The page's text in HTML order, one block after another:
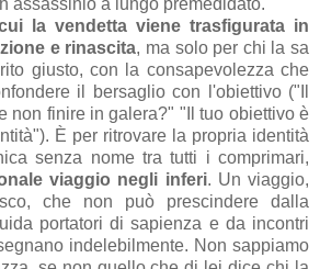
la vendetta viene trasfigurata in
e rinascita, ma solo per chi la sa
giusto, con la consapevolezza che
il bersaglio con l'obiettivo ("Il
non finire in galera?" "Il tuo obiettivo è
È per ritrovare la propria identità
senza nome tra tutti i comprimari,
viaggio negli inferi. Un viaggio,
che non può prescindere dalla
portatori di sapienza e da incontri
indelebilmente. Non sappiamo